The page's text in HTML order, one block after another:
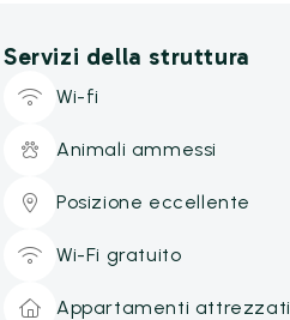
Servizi della struttura
Wi-fi
Animali ammessi
Posizione eccellente
Wi-Fi gratuito
Appartamenti attrezzati